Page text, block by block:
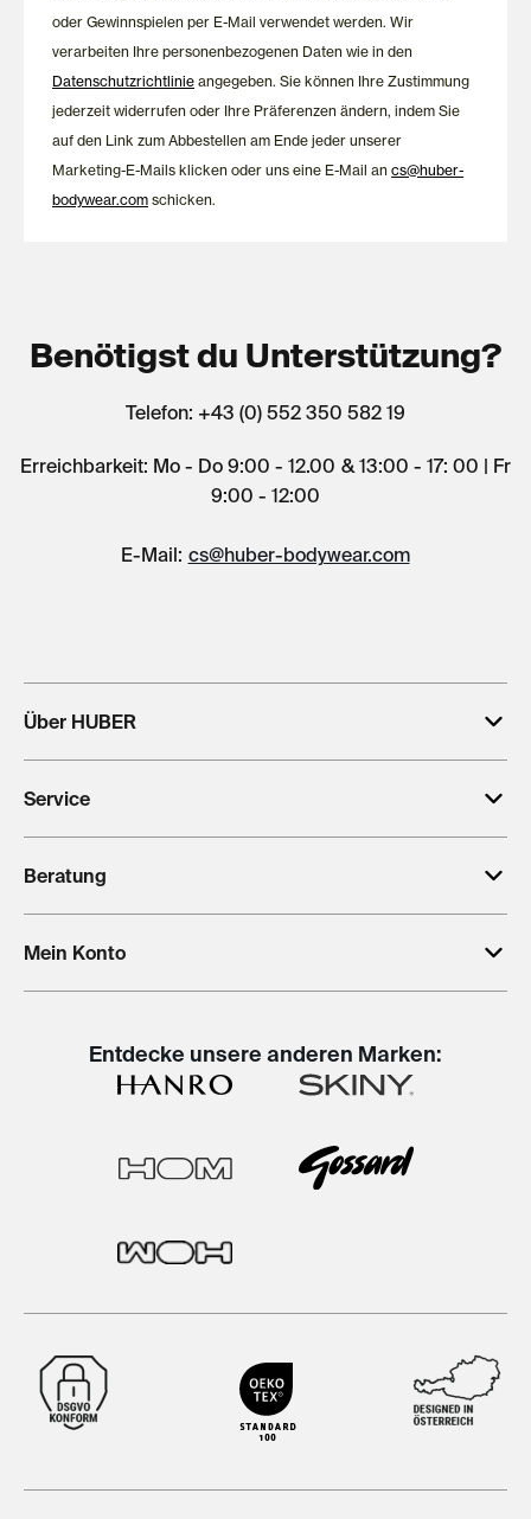
oder Gewinnspielen per E-Mail verwendet werden. Wir
verarbeiten Ihre personenbezogenen Daten wie in den
Datenschutzrichtlinie angegeben. Sie können Ihre Zustimmung
jederzeit widerrufen oder Ihre Präferenzen ändern, indem Sie
auf den Link zum Abbestellen am Ende jeder unserer
Marketing-E-Mails klicken oder uns eine E-Mail ancs@huber-
bodywear.com schicken.
Benötigst du Unterstützung?
Telefon: +43 (0) 552 350 582 19
Erreichbarkeit: Mo - Do 9:00 - 12.00 & 13:00 - 17: 00 | Fr
9:00 - 12:00
E-Mail: cs@huber-bodywear.com
Über HUBER
Service
Beratung
Mein Konto
Entdecke unsere anderen Marken: